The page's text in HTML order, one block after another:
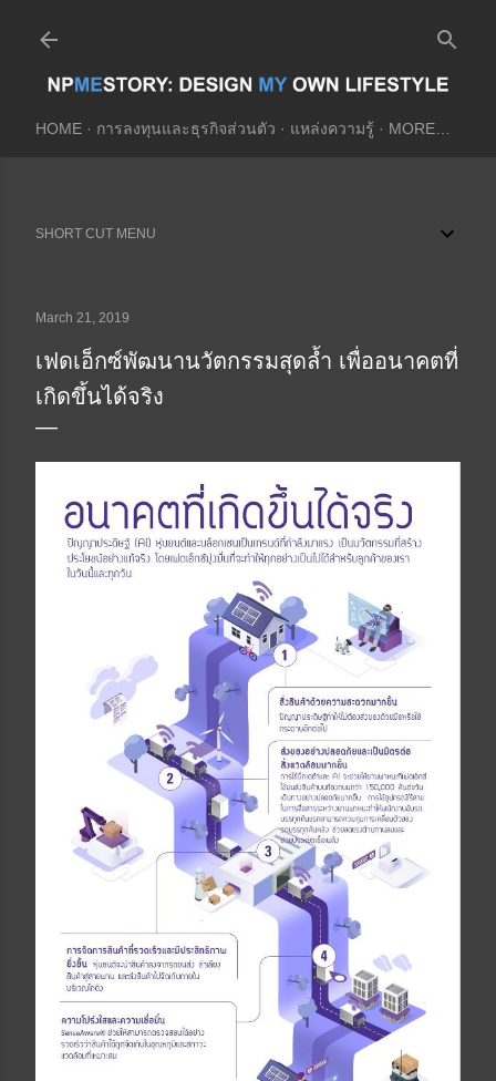
HOME การลงทุนและธุรกิจส่วนตัว แหล่งความรู้ MORE…
SHORT CUT MENU
March 21, 2019
เฟดเอ็กซ์พัฒนานวัตกรรมสุดล้ำ เพื่ออนาคตที่
เกิดขึ้นได้จริง